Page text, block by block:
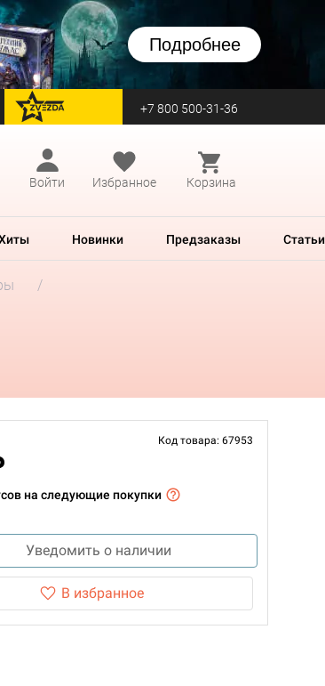
Подробнее
перейти на Zvezda +7 800 500-31-36
Войти
Избранное Корзина
Новинки Предзаказы Статьи
Код товара: 67953
на следующие покупки
Уведомить о наличии
В избранное